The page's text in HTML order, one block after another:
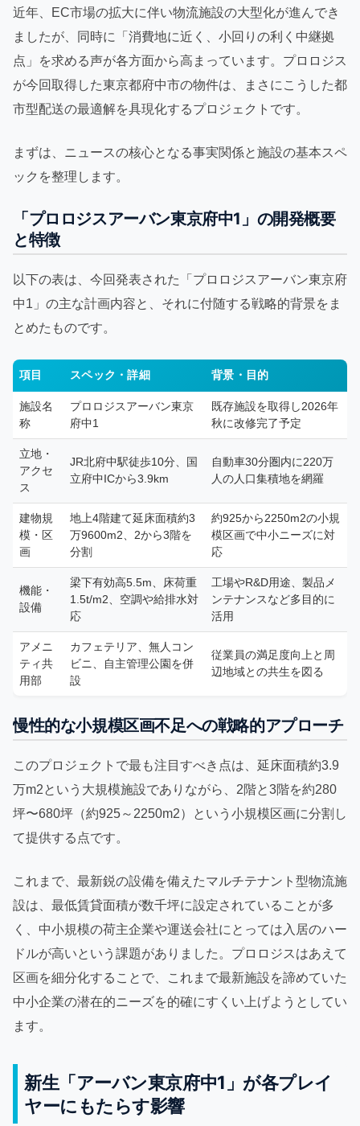
近年、EC市場の拡大に伴い物流施設の大型化が進んでき
ましたが、同時に「消費地に近く、小回りの利く中継拠
点」を求める声が各方面から高まっています。プロロジス
が今回取得した東京都府中市の物件は、まさにこうした都
市型配送の最適解を具現化するプロジェクトです。
まずは、ニュースの核心となる事実関係と施設の基本スペ
ックを整理します。
「プロロジスアーバン東京府中1」の開発概要
と特徴
以下の表は、今回発表された「プロロジスアーバン東京府
中1」の主な計画内容と、それに付随する戦略的背景をま
とめたものです。
項目 スペック・詳細 背景・目的
施設名
称
プロロジスアーバン東京
府中1
既存施設を取得し2026年
秋に改修完了予定
立地・
アクセ
ス
JR北府中駅徒歩10分、国
立府中ICから3.9km
自動車30分圏内に220万
人の人口集積地を網羅
建物規
模・区
画
地上4階建て延床面積約3
万9600m2、2から3階を
分割
約925から2250m2の小規
模区画で中小ニーズに対
応
機能・
設備
梁下有効高5.5m、床荷重
1.5t/m2、空調や給排水対
応
工場やR&D用途、製品メ
ンテナンスなど多目的に
活用
アメニ
ティ共
用部
カフェテリア、無人コン
ビニ、自主管理公園を併
設
従業員の満足度向上と周
辺地域との共生を図る
慢性的な小規模区画不足への戦略的アプローチ
このプロジェクトで最も注目すべき点は、延床面積約3.9
万m2という大規模施設でありながら、2階と3階を約280
坪〜680坪（約925～2250m2）という小規模区画に分割し
て提供する点です。
これまで、最新鋭の設備を備えたマルチテナント型物流施
設は、最低賃貸面積が数千坪に設定されていることが多
く、中小規模の荷主企業や運送会社にとっては入居のハー
ドルが高いという課題がありました。プロロジスはあえて
区画を細分化することで、これまで最新施設を諦めていた
中小企業の潜在的ニーズを的確にすくい上げようとしてい
ます。
新生「アーバン東京府中1」が各プレイ
ヤーにもたらす影響